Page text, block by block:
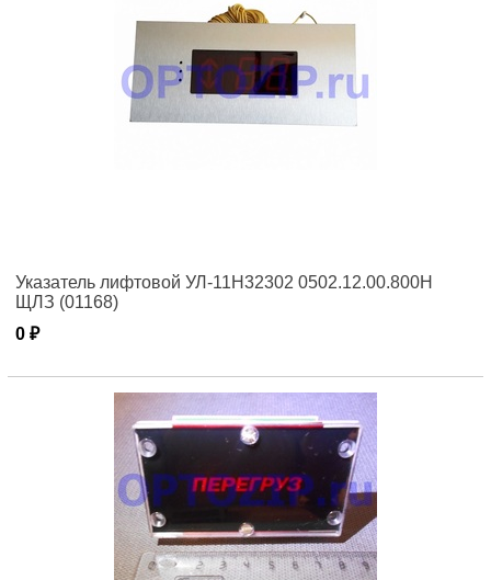
Указатель лифтовой УЛ-11Н32302 0502.12.00.800Н
ЩЛЗ (01168)
0 ₽